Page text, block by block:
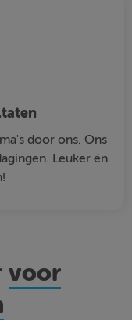
door ons. Ons
Leuker én
voor